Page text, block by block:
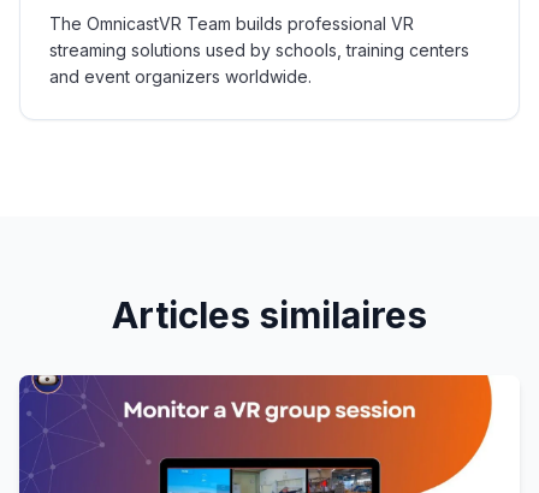
The OmnicastVR Team builds professional VR
streaming solutions used by schools, training centers
and event organizers worldwide.
Articles similaires